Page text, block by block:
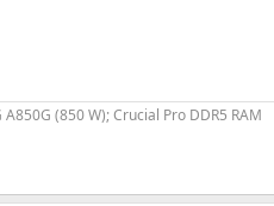
(850 W); Crucial Pro DDR5 RAM